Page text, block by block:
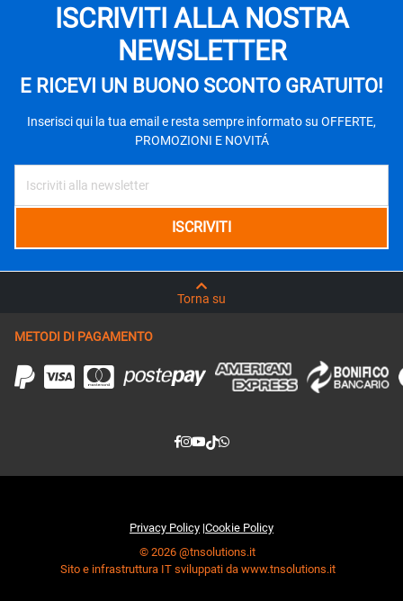
ISCRIVITI ALLA NOSTRA
NEWSLETTER
E RICEVI UN BUONO SCONTO GRATUITO!
Inserisci qui la tua email e resta sempre informato su OFFERTE,
PROMOZIONI E NOVITÁ
Torna su
METODI DI PAGAMENTO
Privacy Policy |Cookie Policy
© 2026 @tnsolutions.it
Sito e infrastruttura IT sviluppati da www.tnsolutions.it